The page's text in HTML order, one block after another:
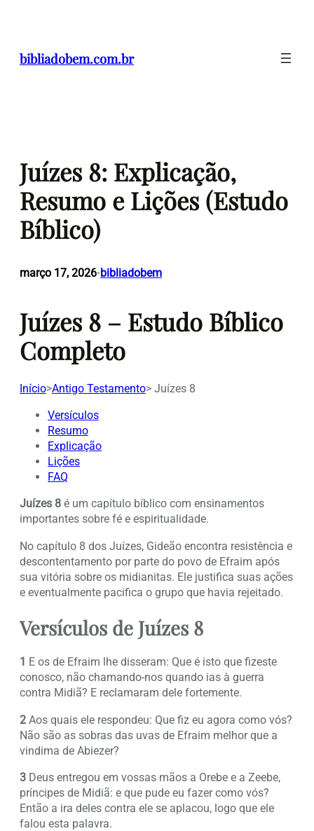
conteúdo
bibliadobem.com.br
Juízes 8: Explicação,
Resumo e Lições (Estudo
Bíblico)
março 17, 2026•bibliadobem
Juízes 8 – Estudo Bíblico
Completo
Início>Antigo Testamento> Juízes 8
Versículos
Resumo
Explicação
Lições
FAQ
Juízes 8 é um capítulo bíblico com ensinamentos
importantes sobre fé e espiritualidade.
No capítulo 8 dos Juízes, Gideão encontra resistência e
descontentamento por parte do povo de Efraim após
sua vitória sobre os midianitas. Ele justifica suas ações
e eventualmente pacifica o grupo que havia rejeitado.
Versículos de Juízes 8
1 E os de Efraim lhe disseram: Que é isto que fizeste
conosco, não chamando-nos quando ias à guerra
contra Midiã? E reclamaram dele fortemente.
2 Aos quais ele respondeu: Que fiz eu agora como vós?
Não são as sobras das uvas de Efraim melhor que a
vindima de Abiezer?
3 Deus entregou em vossas mãos a Orebe e a Zeebe,
príncipes de Midiã: e que pude eu fazer como vós?
Então a ira deles contra ele se aplacou, logo que ele
falou esta palavra.